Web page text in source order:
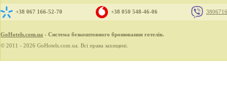
+38 067 166-52-70 +38 050 548-46-06
GoHotels.com.ua - Система безкоштовного бронювання готелів.
© 2011 - 2026 GoHotels.com.ua. Всі права захищені.